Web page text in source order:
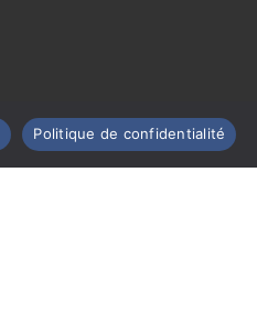
Politique de confidentialité